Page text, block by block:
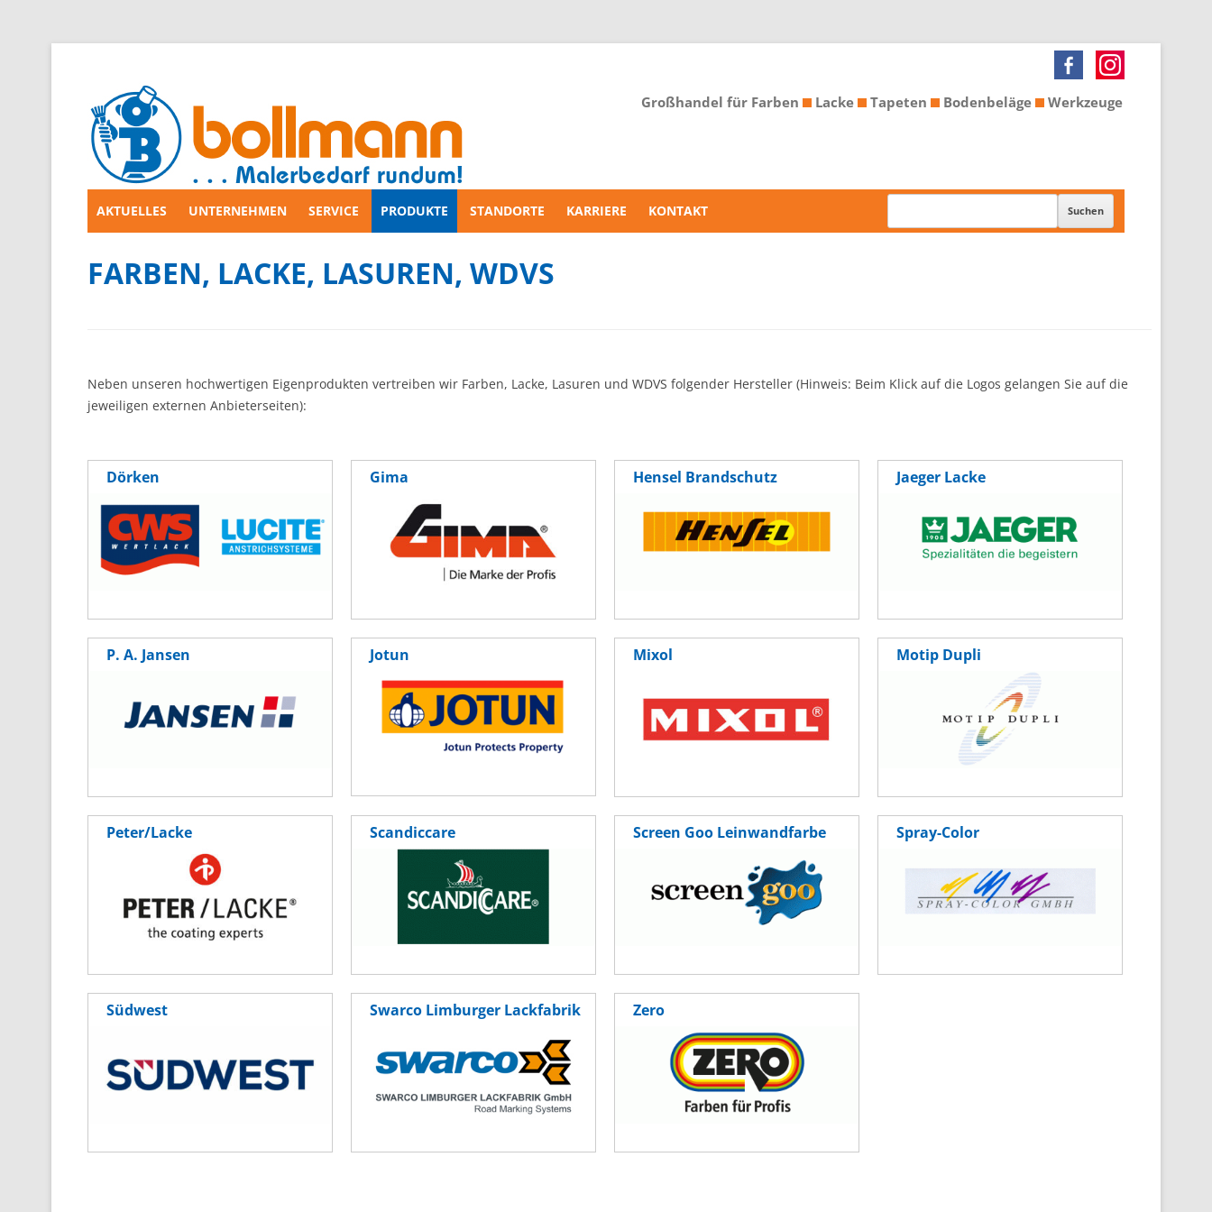
Großhandel für Farben Lacke Tapeten Bodenbeläge Werkzeuge
Zum
Inhalt
AKTUELLES UNTERNEHMEN SERVICE PRODUKTE STANDORTE KARRIERE KONTAKT
FARBEN, LACKE, LASUREN, WDVS
Neben unseren hochwertigen Eigenprodukten vertreiben wir Farben, Lacke, Lasuren und WDVS folgender Hersteller (Hinweis: Beim Klick auf die Logos gelangen Sie auf die
jeweiligen externen Anbieterseiten):
Dörken Gima Hensel Brandschutz Jaeger Lacke
P. A. Jansen Jotun Mixol Motip Dupli
Peter/Lacke Scandiccare Screen Goo Leinwandfarbe Spray-Color
Südwest Swarco Limburger Lackfabrik Zero